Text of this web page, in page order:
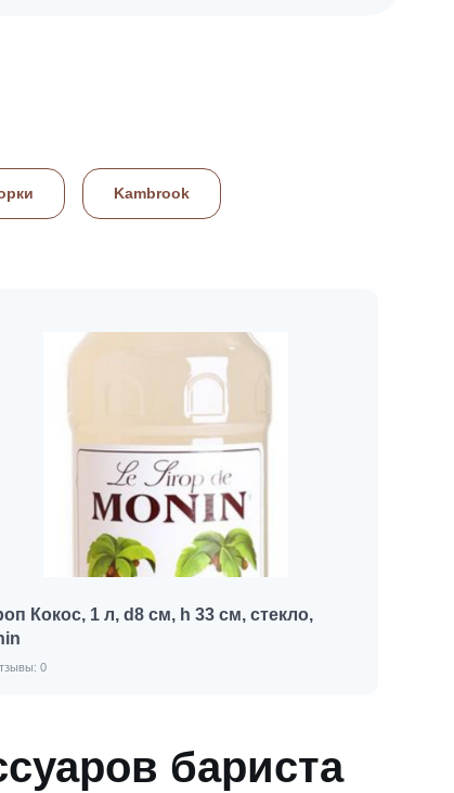
Kambrook
Кокос, 1 л, d8 см, h 33 см, стекло,
0
бариста